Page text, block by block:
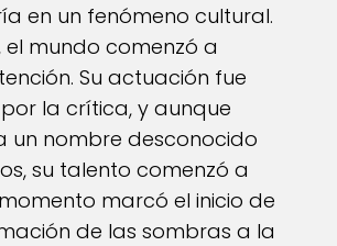
en un fenómeno cultural.
el mundo comenzó a
Su actuación fue
la crítica, y aunque
un nombre desconocido
su talento comenzó a
marcó el inicio de
de las sombras a la